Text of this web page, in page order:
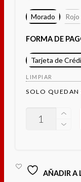
Morado Rojo
FORMA DE
Tarjeta de
LIMPIAR
SOLO QUEDAN
AÑADIR A